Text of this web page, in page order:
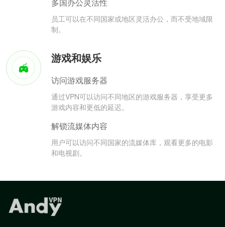
多国办公灵活性
员工可以在不同国家或地区灵活办公，而不受地域限
制。
游戏和娱乐
访问游戏服务器
通过VPN可以访问不同地区的游戏服务器，享受更多
游戏内容和更低的延迟。
解锁流媒体内容
用户可以访问不同国家的流媒体库，观看更多的电影
和电视剧。